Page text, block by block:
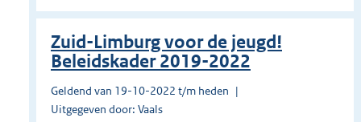
Zuid-Limburg voor de jeugd!
Beleidskader 2019-2022
Geldend van 19-10-2022 t/m heden
Uitgegeven door: Vaals